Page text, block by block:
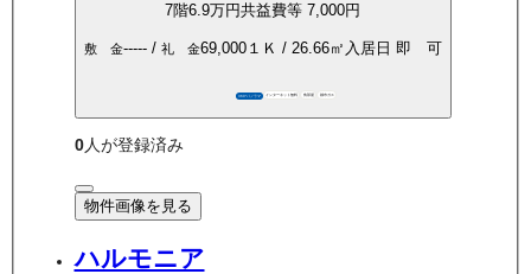
7階6.9万円共益費等 7,000円
敷 金-----/ 礼 金69,000１Ｋ / 26.66㎡ 入居日 即 可
360°パノラマ インターネット無料 角部屋 都市ガス
0人が登録済み
物件画像を見る
ハルモニア